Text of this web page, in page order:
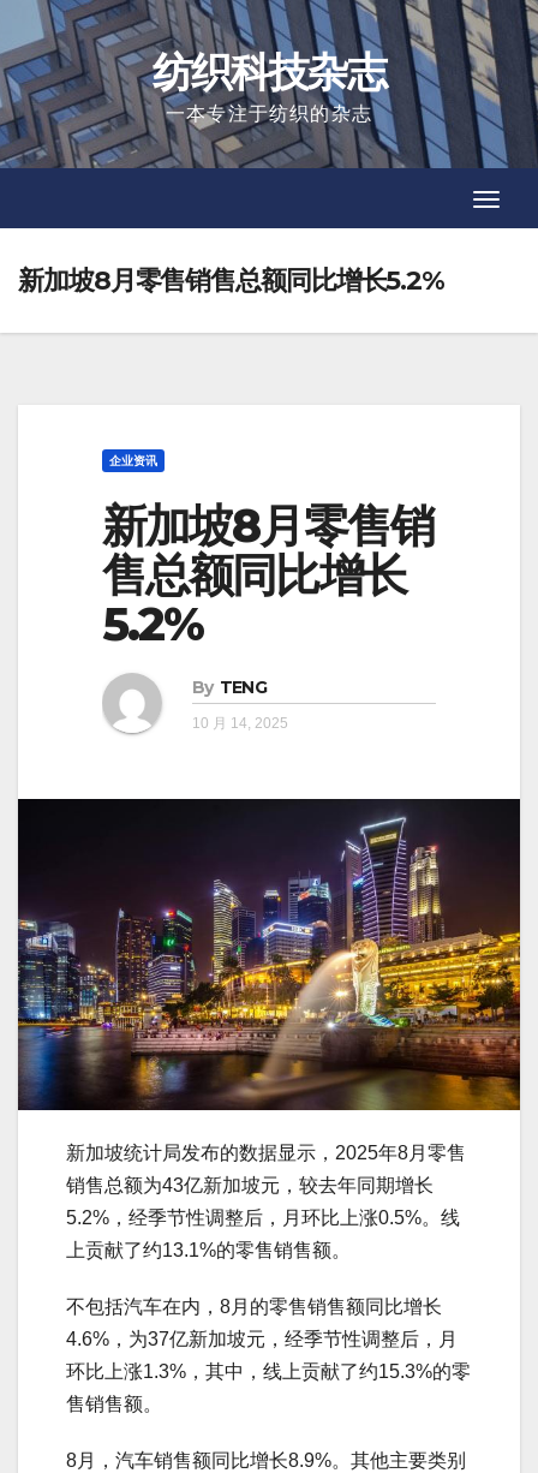
to
content
纺织科技杂志
一本专注于纺织的杂志
新加坡8月零售销售总额同比增长5.2%
企业资讯
新加坡8月零售销
售总额同比增长
5.2%
By TENG
10 月 14, 2025
新加坡统计局发布的数据显示，2025年8月零售
销售总额为43亿新加坡元，较去年同期增长
5.2%，经季节性调整后，月环比上涨0.5%。线
上贡献了约13.1%的零售销售额。
不包括汽车在内，8月的零售销售额同比增长
4.6%，为37亿新加坡元，经季节性调整后，月
环比上涨1.3%，其中，线上贡献了约15.3%的零
售销售额。
8月，汽车销售额同比增长8.9%。其他主要类别